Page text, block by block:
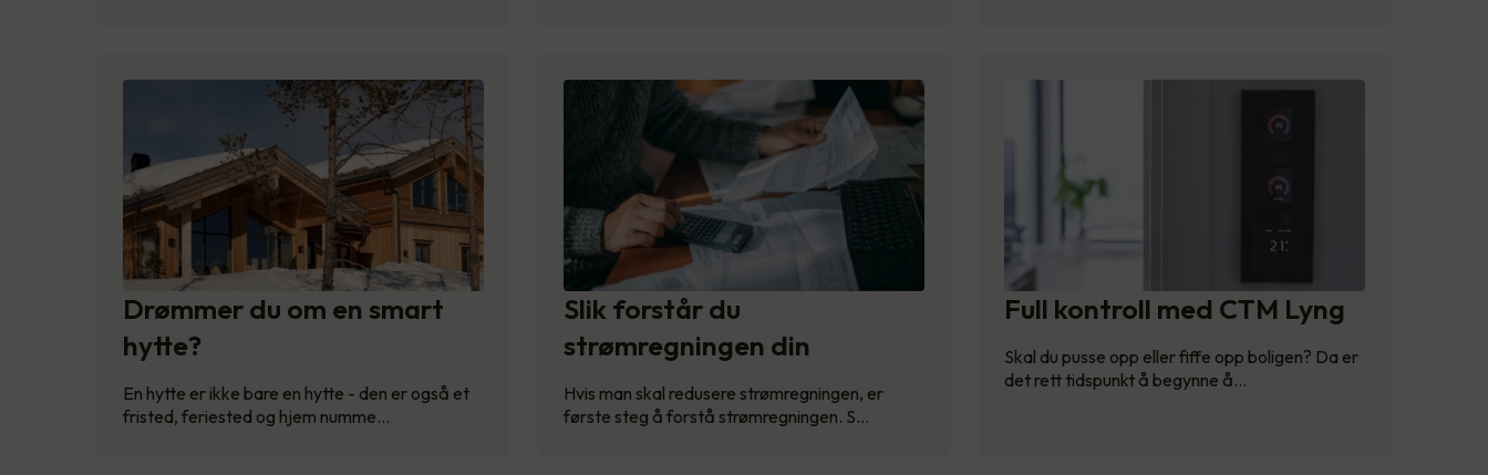
Drømmer du om en smart
hytte?
En hytte er ikke bare en hytte - den er også et
fristed, feriested og hjem numme…
Slik forstår du
strømregningen din
Hvis man skal redusere strømregningen, er
første steg å forstå strømregningen. S…
Full kontroll med CTM Lyng
Skal du pusse opp eller fiffe opp boligen? Da er
det rett tidspunkt å begynne å…